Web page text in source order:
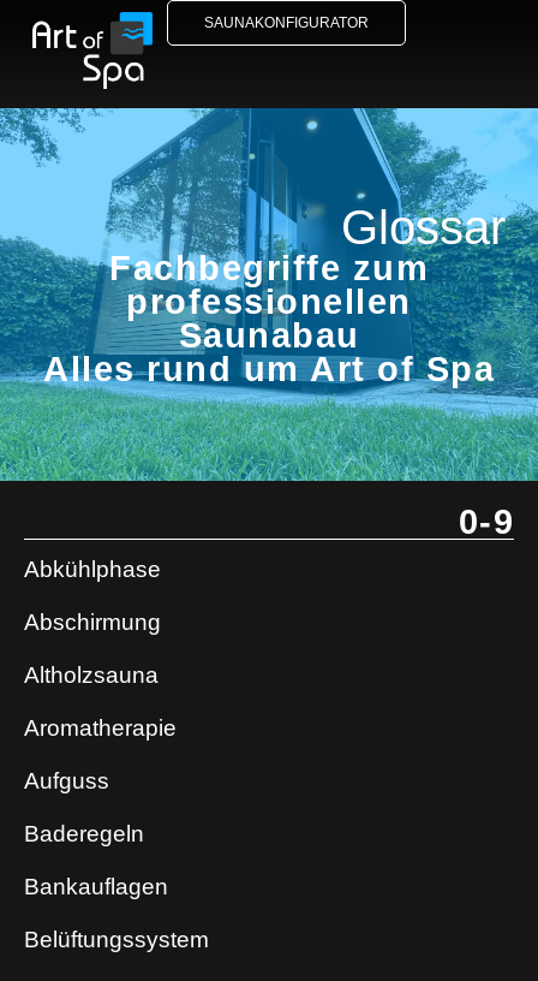
SAUNAKONFIGURATOR
Glossar
Fachbegriffe zum
professionellen
Saunabau
Alles rund um Art of Spa
0-9
Abkühlphase
Abschirmung
Altholzsauna
Aromatherapie
Aufguss
Baderegeln
Bankauflagen
Belüftungssystem